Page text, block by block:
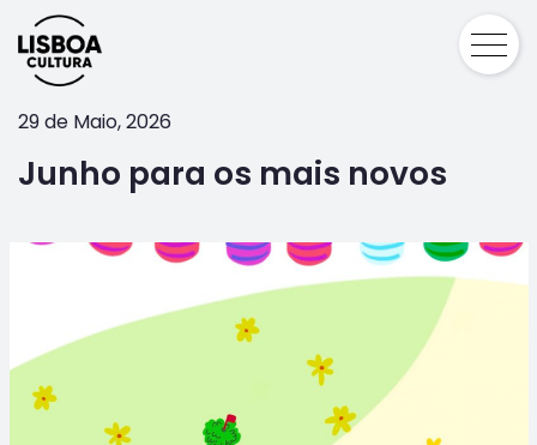
29 de Maio, 2026
Junho para os mais novos